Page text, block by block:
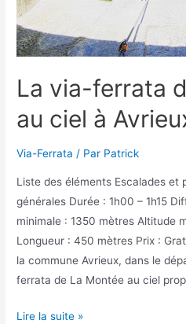
La via-ferrata
au ciel à
Via-Ferrata / Par Patrick
Liste des éléments Escalades et
générales Durée : 1h00 – 1h15
minimale : 1350 mètres Altitude
Longueur : 450 mètres Prix :
la commune Avrieux, dans le
ferrata de La Montée au ciel
La
Lire la suite »